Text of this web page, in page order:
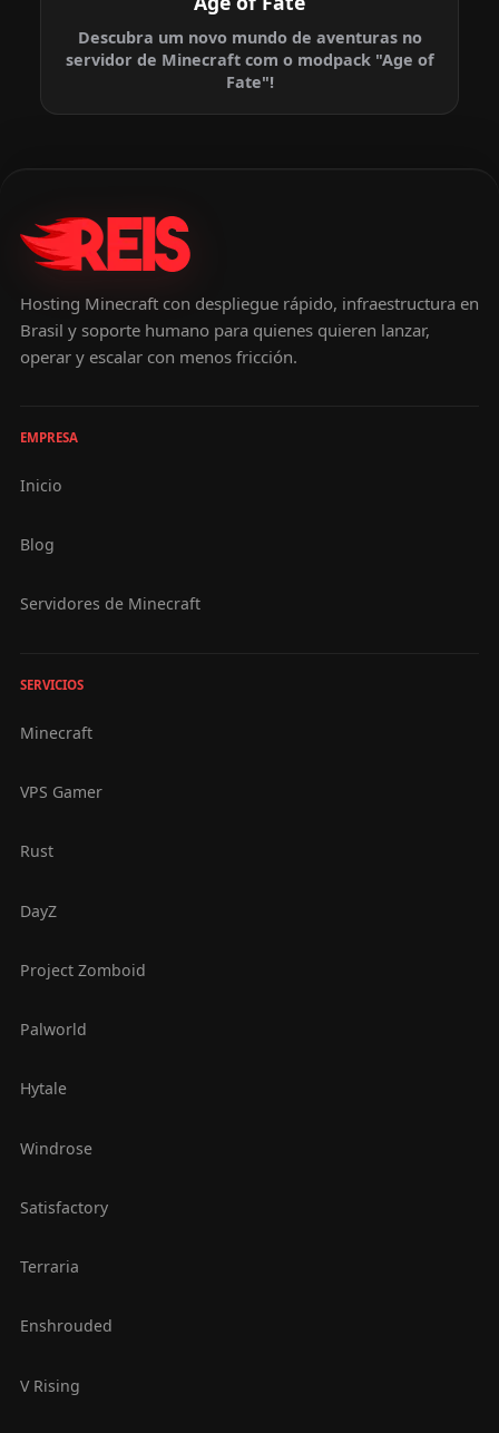
Descubra um novo mundo de aventuras no
servidor de Minecraft com o modpack "Age of
Fate"!
Hosting Minecraft con despliegue rápido, infraestructura en
Brasil y soporte humano para quienes quieren lanzar,
operar y escalar con menos fricción.
EMPRESA
Inicio
Blog
Servidores de Minecraft
SERVICIOS
Minecraft
VPS Gamer
Rust
DayZ
Project Zomboid
Palworld
Hytale
Windrose
Satisfactory
Terraria
Enshrouded
V Rising